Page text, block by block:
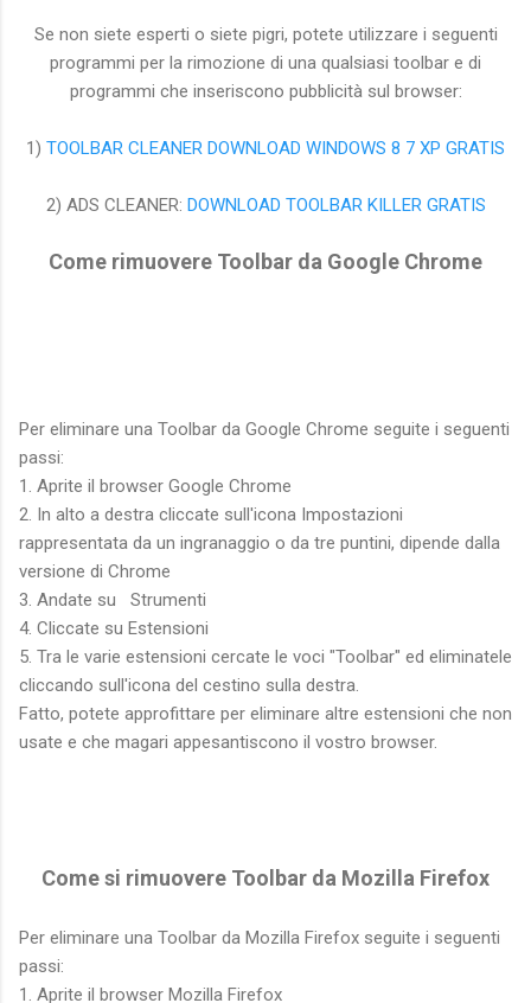
Se non siete esperti o siete pigri, potete utilizzare i seguenti
programmi per la rimozione di una qualsiasi toolbar e di
programmi che inseriscono pubblicità sul browser:
1) TOOLBAR CLEANER DOWNLOAD WINDOWS 8 7 XP GRATIS
2) ADS CLEANER: DOWNLOAD TOOLBAR KILLER GRATIS
Come rimuovere Toolbar da Google Chrome
Per eliminare una Toolbar da Google Chrome seguite i seguenti
passi:
1. Aprite il browser Google Chrome
2. In alto a destra cliccate sull'icona Impostazioni
rappresentata da un ingranaggio o da tre puntini, dipende dalla
versione di Chrome
3. Andate su Strumenti
4. Cliccate su Estensioni
5. Tra le varie estensioni cercate le voci "Toolbar" ed eliminatele
cliccando sull'icona del cestino sulla destra.
Fatto, potete approfittare per eliminare altre estensioni che non
usate e che magari appesantiscono il vostro browser.
Come si rimuovere Toolbar da Mozilla Firefox
Per eliminare una Toolbar da Mozilla Firefox seguite i seguenti
passi:
1. Aprite il browser Mozilla Firefox